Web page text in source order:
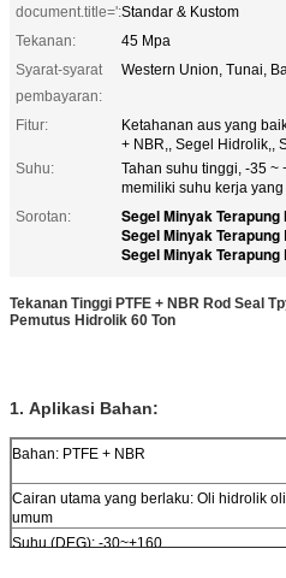
document.title=':Standar & Kustom
Tekanan:
45 Mpa
Syarat-syarat
pembayaran:
Western Union, Tunai,
Fitur:
Ketahanan aus yang
+ NBR,, Segel Hidrolik,,
Suhu:
Tahan suhu tinggi, -35 ~
memiliki suhu kerja
Sorotan:
Segel Minyak Terapung
Segel Minyak
Segel Minyak Terapung
Tekanan Tinggi PTFE + NBR Rod Seal
Pemutus Hidrolik 60 Ton
1. Aplikasi Bahan:
Bahan: PTFE + NBR
Cairan utama yang berlaku: Oli hidrolik oli
umum
Suhu (DEG): -30~+160